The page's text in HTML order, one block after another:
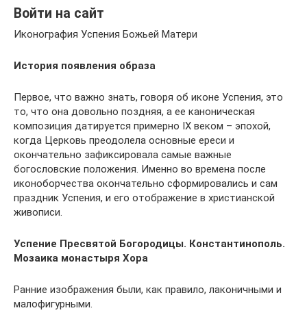
Войти на сайт
Иконография Успения Божьей Матери
История появления образа
Первое, что важно знать, говоря об иконе Успения, это
то, что она довольно поздняя, а ее каноническая
композиция датируется примерно IX веком – эпохой,
когда Церковь преодолела основные ереси и
окончательно зафиксировала самые важные
богословские положения. Именно во времена после
иконоборчества окончательно сформировались и сам
праздник Успения, и его отображение в христианской
живописи.
Успение Пресвятой Богородицы. Константинополь.
Мозаика монастыря Хора
Ранние изображения были, как правило, лаконичными и
малофигурными.